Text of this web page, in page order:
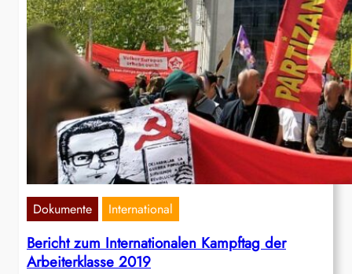
Dokumente International
Bericht zum Internationalen Kampftag der
Arbeiterklasse 2019